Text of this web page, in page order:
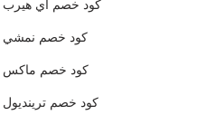
كود خصم اي هيرب
كود خصم نمشي
كود خصم ماكس
كود خصم ترينديول